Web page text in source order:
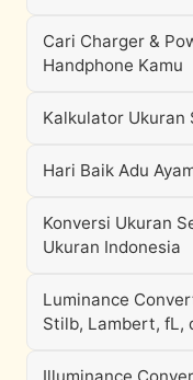
Cari Charger &
Handphone Kamu
Kalkulator Ukuran
Hari Baik Adu
Konversi Ukuran
Ukuran Indonesia
Luminance
Stilb, Lambert, fL,